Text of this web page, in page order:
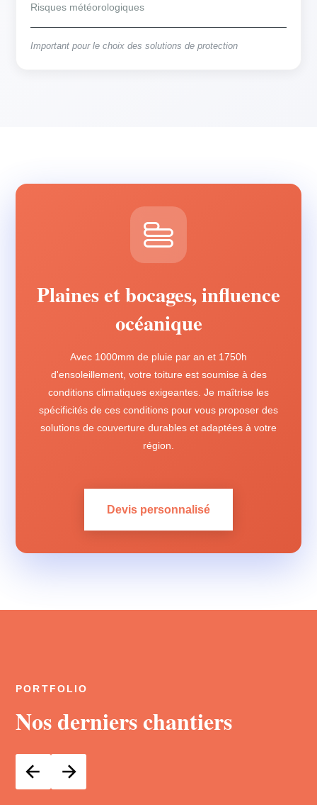
Risques météorologiques
Important pour le choix des solutions de protection
Plaines et bocages, influence
océanique
Avec 1000mm de pluie par an et 1750h
d'ensoleillement, votre toiture est soumise à des
conditions climatiques exigeantes. Je maîtrise les
spécificités de ces conditions pour vous proposer des
solutions de couverture durables et adaptées à votre
région.
Devis personnalisé
PORTFOLIO
Nos derniers chantiers